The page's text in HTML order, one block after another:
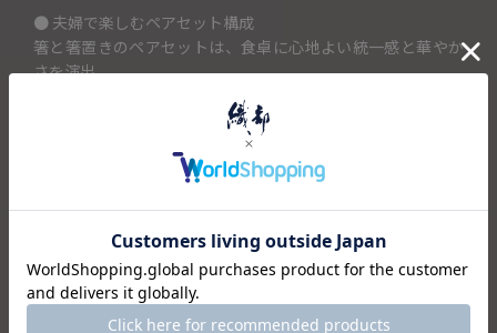
● 夫婦で楽しむペアセット構成
箸と箸置きのペアセットは、食卓に心地よい統一感と華やか
さを演出。
毎日のご飯が、ふたりの特別な時間になります。
● 福井県 若狭塗のお箸とスタイリッシュなガラスの箸置き
職人の技が息づく、金銀の美しいラインが目を惹く若狭塗の
箸が安定する窪み（くぼみ）を施した、煌めくガラス製の箸
置きがセットです。
【普段の食卓に】
・朝・昼・晩の食事のお箸として